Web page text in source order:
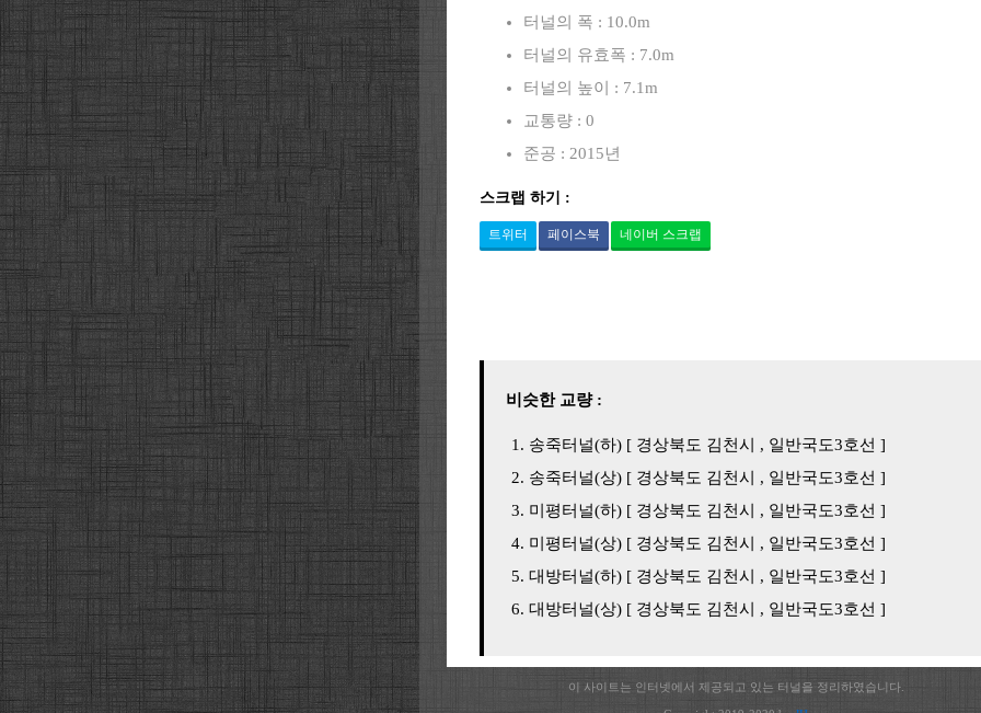
터널의 폭 : 10.0m
터널의 유효폭 : 7.0m
터널의 높이 : 7.1m
교통량 : 0
준공 : 2015년
스크랩 하기 :
트위터 페이스북 네이버 스크랩
비슷한 교량 :
송죽터널(하) [ 경상북도 김천시 , 일반국도3호선 ]
송죽터널(상) [ 경상북도 김천시 , 일반국도3호선 ]
미평터널(하) [ 경상북도 김천시 , 일반국도3호선 ]
미평터널(상) [ 경상북도 김천시 , 일반국도3호선 ]
대방터널(하) [ 경상북도 김천시 , 일반국도3호선 ]
대방터널(상) [ 경상북도 김천시 , 일반국도3호선 ]
이 사이트는 인터넷에서 제공되고 있는 터널을 정리하였습니다.